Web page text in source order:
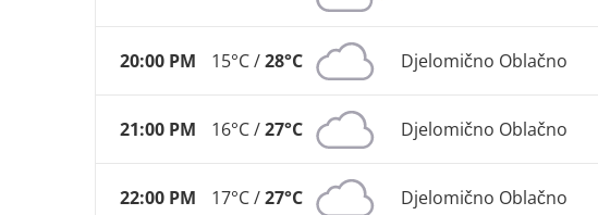
20:00 PM 15°C /28°C Djelomično Oblačno
21:00 PM 16°C /27°C Djelomično Oblačno
22:00 PM 17°C /27°C Djelomično Oblačno